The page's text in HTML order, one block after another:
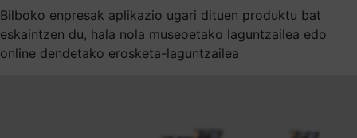
Bilboko enpresak aplikazio ugari dituen produktu bat
eskaintzen du, hala nola museoetako laguntzailea edo
online dendetako erosketa-laguntzailea